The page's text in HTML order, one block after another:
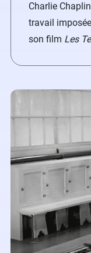
Charlie
travail
son film Les